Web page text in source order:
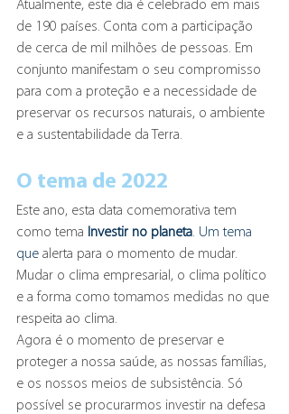
Atualmente, este dia é celebrado em mais
de 190 países. Conta com a participação
de cerca de mil milhões de pessoas. Em
conjunto manifestam o seu compromisso
para com a proteção e a necessidade de
preservar os recursos naturais, o ambiente
e a sustentabilidade da Terra.
O tema de 2022
Este ano, esta data comemorativa tem
como tema Investir no planeta. Um tema
que alerta para o momento de mudar.
Mudar o clima empresarial, o clima político
e a forma como tomamos medidas no que
respeita ao clima.
Agora é o momento de preservar e
proteger a nossa saúde, as nossas famílias,
e os nossos meios de subsistência. Só
possível se procurarmos investir na defesa